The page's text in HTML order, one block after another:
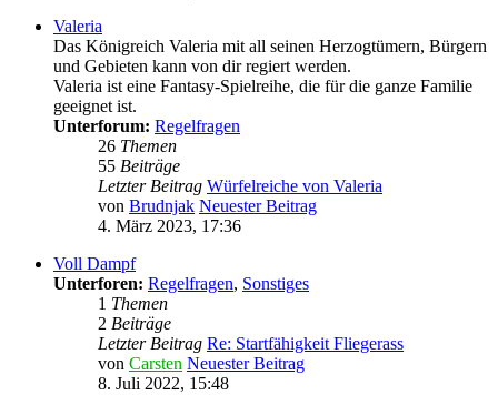
Valeria
Das Königreich Valeria mit all seinen Herzogtümern, Bürgern
und Gebieten kann von dir regiert werden.
Valeria ist eine Fantasy-Spielreihe, die für die ganze Familie
geeignet ist.
Unterforum: Regelfragen
26 Themen
55 Beiträge
Letzter Beitrag Würfelreiche von Valeria
von Brudnjak Neuester Beitrag
4. März 2023, 17:36
Voll Dampf
Unterforen: Regelfragen, Sonstiges
1 Themen
2 Beiträge
Letzter Beitrag Re: Startfähigkeit Fliegerass
von Carsten Neuester Beitrag
8. Juli 2022, 15:48